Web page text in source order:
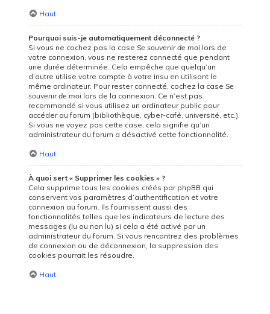
Haut
Pourquoi suis-je automatiquement déconnecté ?
Si vous ne cochez pas la caseSe souvenir de moi lors de
votre connexion, vous ne resterez connecté que pendant
une durée déterminée. Cela empêche que quelqu’un
d’autre utilise votre compte à votre insu en utilisant le
même ordinateur. Pour rester connecté, cochez la caseSe
souvenir de moi lors de la connexion. Ce n’est pas
recommandé si vous utilisez un ordinateur public pour
accéder au forum (bibliothèque, cyber-café, université, etc.).
Si vous ne voyez pas cette case, cela signifie qu’un
administrateur du forum a désactivé cette fonctionnalité.
Haut
À quoi sert « Supprimer les cookies » ?
Cela supprime tous les cookies créés par phpBB qui
conservent vos paramètres d’authentification et votre
connexion au forum. Ils fournissent aussi des
fonctionnalités telles que les indicateurs de lecture des
messages (lu ou non lu) si cela a été activé par un
administrateur du forum. Si vous rencontrez des problèmes
de connexion ou de déconnexion, la suppression des
cookies pourrait les résoudre.
Haut